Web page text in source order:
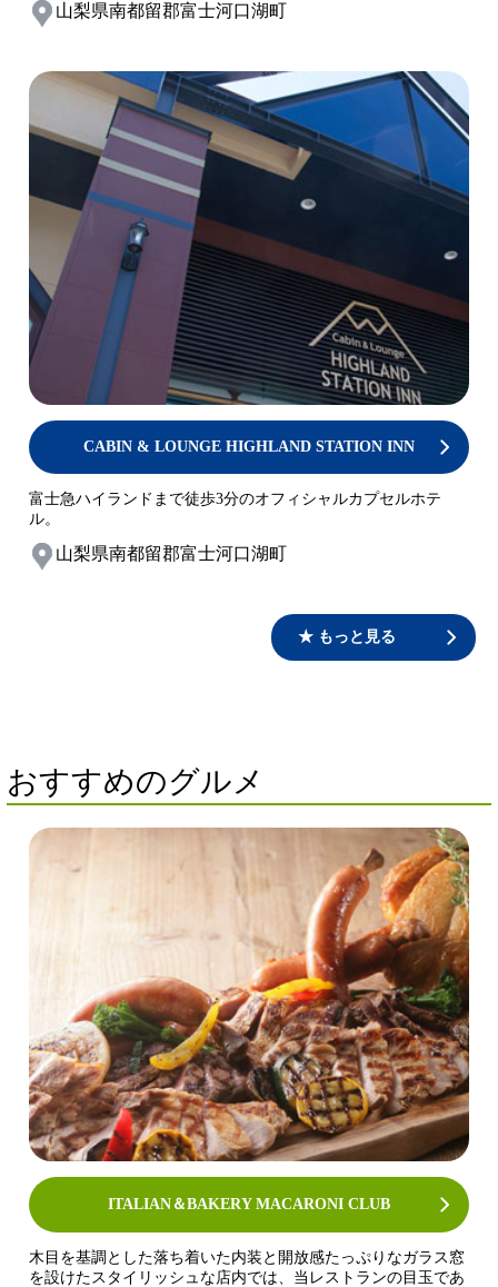
山梨県南都留郡富士河口湖町
CABIN & LOUNGE HIGHLAND STATION INN
富士急ハイランドまで徒歩3分のオフィシャルカプセルホテ
ル。
山梨県南都留郡富士河口湖町
★ もっと見る
おすすめのグルメ
ITALIAN＆BAKERY MACARONI CLUB
木目を基調とした落ち着いた内装と開放感たっぷりなガラス窓
を設けたスタイリッシュな店内では、当レストランの目玉であ